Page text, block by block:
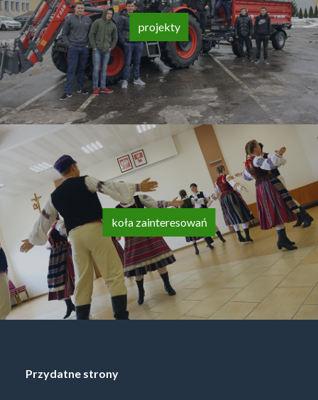
projekty
koła zainteresowań
Przydatne strony